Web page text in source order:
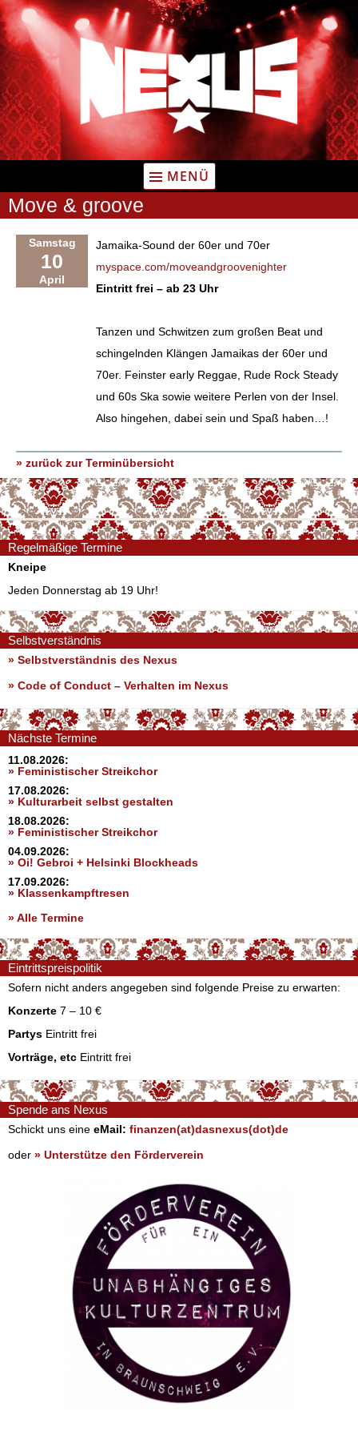
Zum
Inhalt
springen
MENÜ
Move & groove
Samstag
10
April
Jamaika-Sound der 60er und 70er
myspace.com/moveandgroovenighter
Eintritt frei – ab 23 Uhr
Tanzen und Schwitzen zum großen Beat und
schingelnden Klängen Jamaikas der 60er und
70er. Feinster early Reggae, Rude Rock Steady
und 60s Ska sowie weitere Perlen von der Insel.
Also hingehen, dabei sein und Spaß haben…!
» zurück zur Terminübersicht
Regelmäßige Termine
Kneipe
Jeden Donnerstag ab 19 Uhr!
Selbstverständnis
» Selbstverständnis des Nexus
» Code of Conduct – Verhalten im Nexus
Nächste Termine
11.08.2026:
» Feministischer Streikchor
17.08.2026:
» Kulturarbeit selbst gestalten
18.08.2026:
» Feministischer Streikchor
04.09.2026:
» Oi! Gebroi + Helsinki Blockheads
17.09.2026:
» Klassenkampftresen
» Alle Termine
Eintrittspreispolitik
Sofern nicht anders angegeben sind folgende Preise zu erwarten:
Konzerte 7 – 10 €
Partys Eintritt frei
Vorträge, etc Eintritt frei
Spende ans Nexus
Schickt uns eine eMail: finanzen(at)dasnexus(dot)de
oder » Unterstütze den Förderverein